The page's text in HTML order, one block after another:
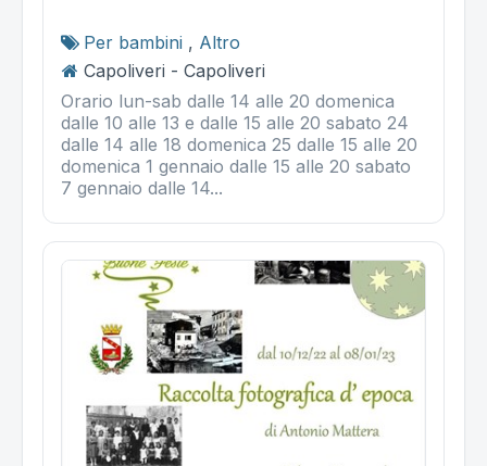
Per bambini , Altro
Capoliveri - Capoliveri
Orario lun-sab dalle 14 alle 20 domenica
dalle 10 alle 13 e dalle 15 alle 20 sabato 24
dalle 14 alle 18 domenica 25 dalle 15 alle 20
domenica 1 gennaio dalle 15 alle 20 sabato
7 gennaio dalle 14...